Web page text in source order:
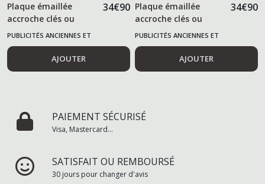
Plaque émaillée
accroche clés ou
torchon POTASSE
D'ALSACE
34€90
PUBLICITÉS ANCIENNES ET
ALIMENTAIRES
AJOUTER
Plaque émaillée
accroche clés ou
torchon MONT
BLANC
34€90
PUBLICITÉS ANCIENNES ET
ALIMENTAIRES
AJOUTER
PAIEMENT SÉCURISÉ
Visa, Mastercard...
SATISFAIT OU REMBOURSÉ
30 jours pour changer d'avis